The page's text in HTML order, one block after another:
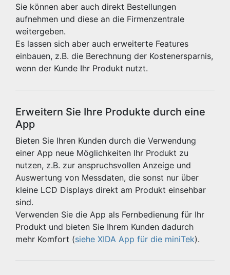
Sie können aber auch direkt Bestellungen
aufnehmen und diese an die Firmenzentrale
weitergeben.
Es lassen sich aber auch erweiterte Features
einbauen, z.B. die Berechnung der Kostenersparnis,
wenn der Kunde Ihr Produkt nutzt.
Erweitern Sie Ihre Produkte durch eine
App
Bieten Sie Ihren Kunden durch die Verwendung
einer App neue Möglichkeiten Ihr Produkt zu
nutzen, z.B. zur anspruchsvollen Anzeige und
Auswertung von Messdaten, die sonst nur über
kleine LCD Displays direkt am Produkt einsehbar
sind.
Verwenden Sie die App als Fernbedienung für Ihr
Produkt und bieten Sie Ihrem Kunden dadurch
mehr Komfort (siehe XIDA App für die miniTek).